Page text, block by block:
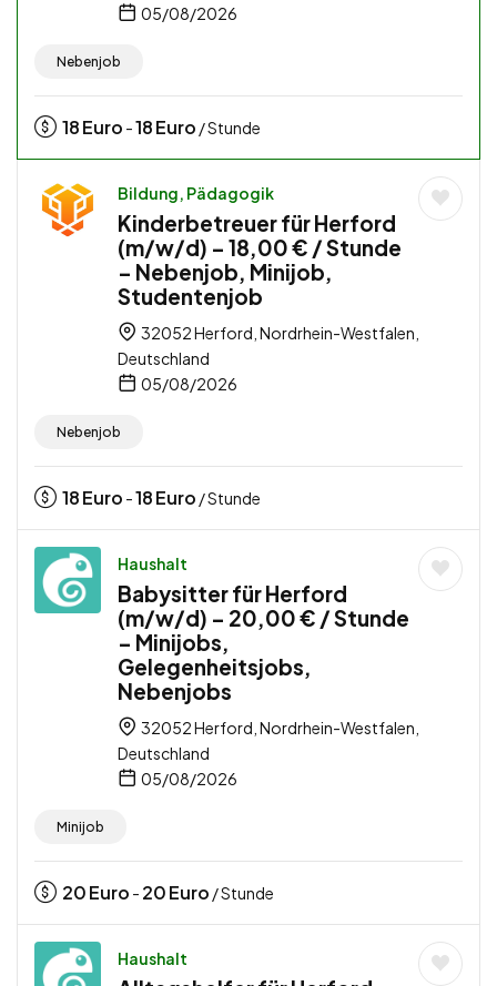
05/08/2026
Nebenjob
18Euro -18Euro / Stunde
Bildung, Pädagogik
Kinderbetreuer für Herford
(m/w/d) – 18,00 € / Stunde
– Nebenjob, Minijob,
Studentenjob
32052 Herford, Nordrhein-Westfalen,
Deutschland
05/08/2026
Nebenjob
18Euro -18Euro / Stunde
Haushalt
Babysitter für Herford
(m/w/d) – 20,00 € / Stunde
– Minijobs,
Gelegenheitsjobs,
Nebenjobs
32052 Herford, Nordrhein-Westfalen,
Deutschland
05/08/2026
Minijob
20Euro - 20Euro / Stunde
Haushalt